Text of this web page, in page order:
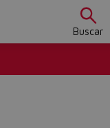
Buscar